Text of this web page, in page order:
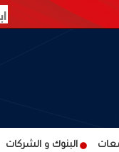
البنوك و الشركات